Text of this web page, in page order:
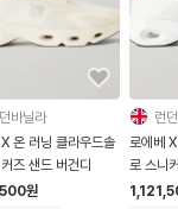
바닐라
온 러닝 클라우드솔
즈 샌드 버건디
원
런
로에베
로 스니